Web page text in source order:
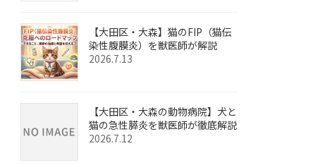
【大田区・大森】猫のFIP（猫伝
染性腹膜炎）を獣医師が解説
2026.7.13
【大田区・大森の動物病院】犬と
猫の急性膵炎を獣医師が徹底解説
2026.7.12